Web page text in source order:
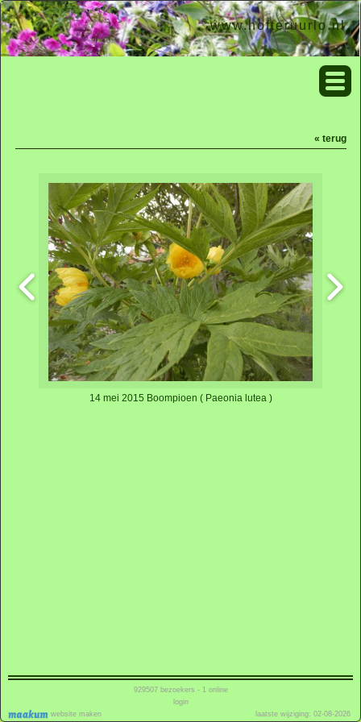
www.hofteruurlo.nl
« terug
14 mei 2015 Boompioen ( Paeonia lutea )
website maken
929507bezoekers - 1 online
login
laatste wijziging: 02-08-2026